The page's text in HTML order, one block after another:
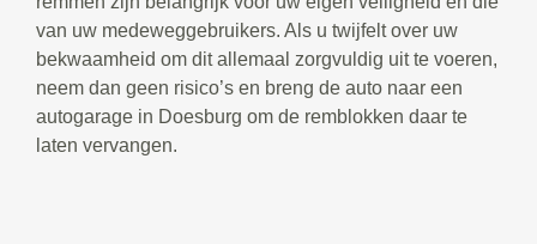
van uw medeweggebruikers. Als u twijfelt over uw
bekwaamheid om dit allemaal zorgvuldig uit te voeren,
neem dan geen risico’s en breng de auto naar een
autogarage in Doesburg om de remblokken daar te
laten vervangen.